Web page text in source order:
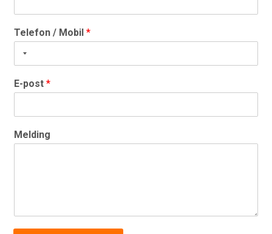
Telefon / Mobil*
E-post*
Melding